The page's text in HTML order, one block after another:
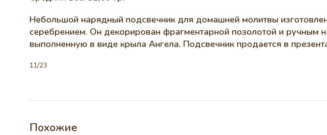
Небольшой нарядный подсвечник для домашней молитвы
серебрением. Он декорирован фрагментарной позолотой и ручным
выполненную в виде крыла Ангела. Подсвечник продается в
11/23
Похожие